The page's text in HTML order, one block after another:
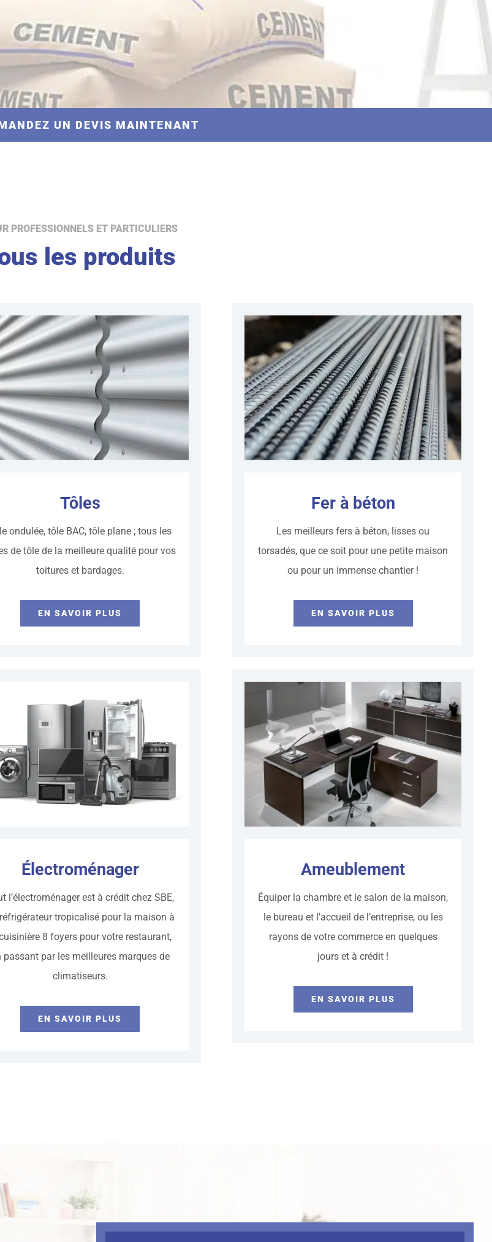
UN DEVIS MAINTENANT
PROFESSIONNELS ET PARTICULIERS
les produits
Tôles
ondulée, tôle BAC, tôle plane ; tous les
de tôle de la meilleure qualité pour vos
toitures et bardages.
EN SAVOIR PLUS
Fer à béton
Les meilleurs fers à béton, lisses ou
torsadés, que ce soit pour une petite maison
ou pour un immense chantier !
EN SAVOIR PLUS
Électroménager
l’électroménager est à crédit chez SBE,
tropicalisé pour la maison à
8 foyers pour votre restaurant,
passant par les meilleures marques de
climatiseurs.
EN SAVOIR PLUS
Ameublement
Équiper la chambre et le salon de la maison,
le bureau et l’accueil de l’entreprise, ou les
rayons de votre commerce en quelques
jours et à crédit !
EN SAVOIR PLUS